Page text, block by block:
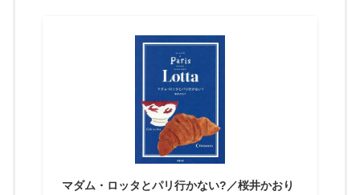
マダム・ロッタとパリ行かない?／桜井かおり